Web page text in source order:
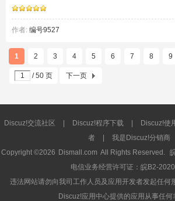
作者: 编号9527
1 2 3 4 5 6 7 8 9
/ 50 页 下一页
Discuz!交流社区 Discuz!程序下载 Discuz!使
者
我是Discuz!分销商
Copyright ©2026 Dismall.com All Rights Reserved.
电信业务经营许可证：皖B2-
违法网站请勿向我司工作人员及应用开发者发起任何
Discuz!应用中心提供的应用从事任何